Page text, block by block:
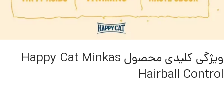
ویژگی کلیدی محصول Happy Cat Minkas
Hairball Control